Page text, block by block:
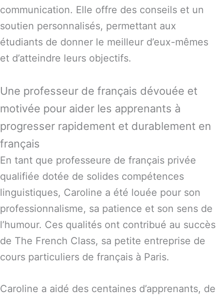
communication. Elle offre des conseils et un
soutien personnalisés, permettant aux
étudiants de donner le meilleur d’eux-mêmes
et d’atteindre leurs objectifs.
Une professeur de français dévouée et
motivée pour aider les apprenants à
progresser rapidement et durablement en
français
En tant que professeure de français privée
qualifiée dotée de solides compétences
linguistiques, Caroline a été louée pour son
professionnalisme, sa patience et son sens de
l’humour. Ces qualités ont contribué au succès
de The French Class, sa petite entreprise de
cours particuliers de français à Paris.
Caroline a aidé des centaines d’apprenants, de